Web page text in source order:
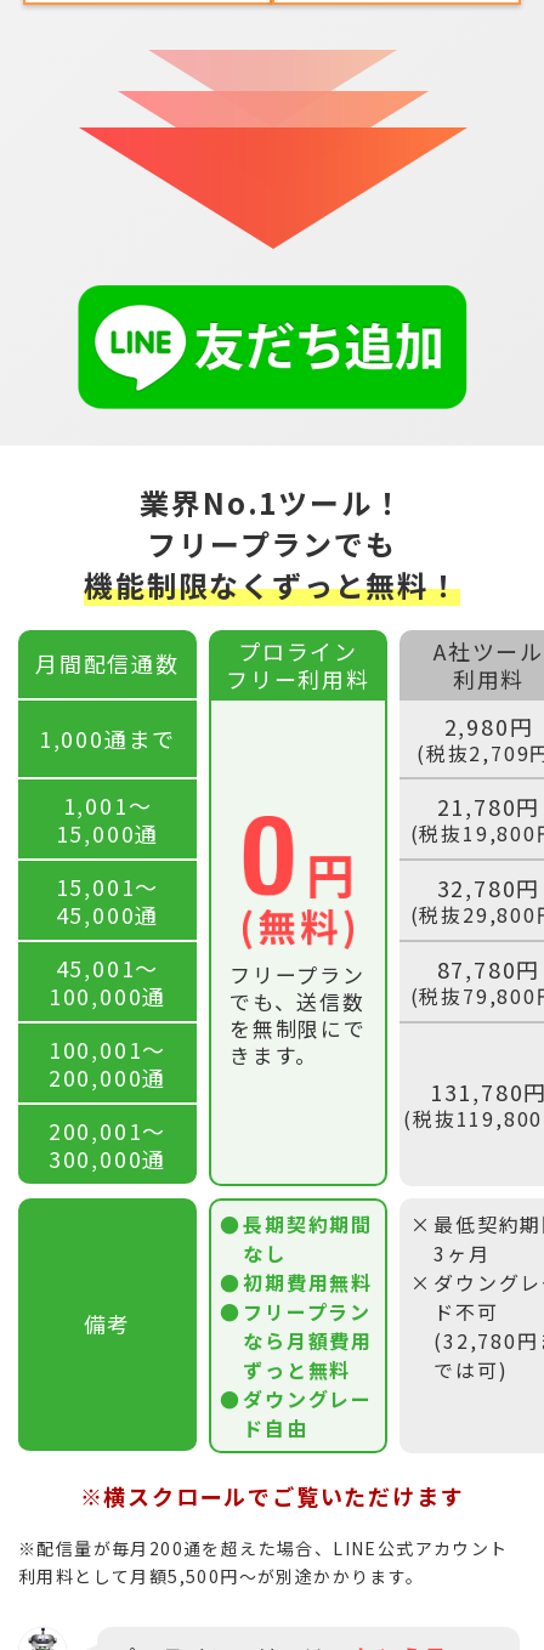
業界No.1ツール！
フリープランでも
機能制限なくずっと無料！
月間配信通数
プロライン
フリー利用料
A社ツール
利用料
1,000通まで
フリープラン
でも、送信数
を無制限にで
きます。
2,980円
(税抜2,709
1,001〜
15,000通
21,780円
(税抜19,800
15,001〜
45,000通
32,780円
(税抜29,800
45,001〜
100,000通
87,780円
(税抜79,800
100,001〜
200,000通
131,780
(税抜
200,001〜
300,000通
備考
長期契約期間
なし
初期費用無料
フリープラン
なら月額費用
ずっと無料
ダウングレー
ド自由
最低契約
3ヶ月
ダウング
ド不可
(32,780円
では可)
※横スクロールでご覧いただけます
※配信量が毎月200通を超えた場合、LINE公式アカウント
利用料として月額5,500円〜が別途かかります。